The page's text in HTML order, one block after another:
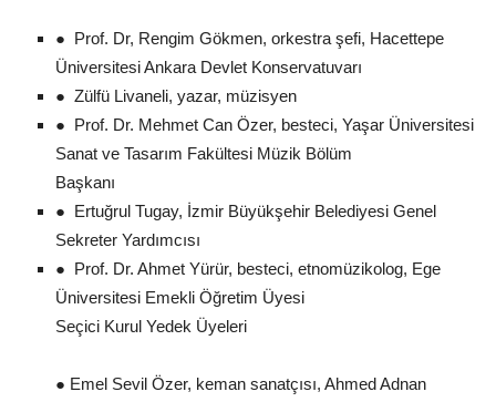
● Prof. Dr, Rengim Gökmen, orkestra şefi, Hacettepe
Üniversitesi Ankara Devlet Konservatuvarı
● Zülfü Livaneli, yazar, müzisyen
● Prof. Dr. Mehmet Can Özer, besteci, Yaşar Üniversitesi
Sanat ve Tasarım Fakültesi Müzik Bölüm
Başkanı
● Ertuğrul Tugay, İzmir Büyükşehir Belediyesi Genel
Sekreter Yardımcısı
● Prof. Dr. Ahmet Yürür, besteci, etnomüzikolog, Ege
Üniversitesi Emekli Öğretim Üyesi
Seçici Kurul Yedek Üyeleri
● Emel Sevil Özer, keman sanatçısı, Ahmed Adnan